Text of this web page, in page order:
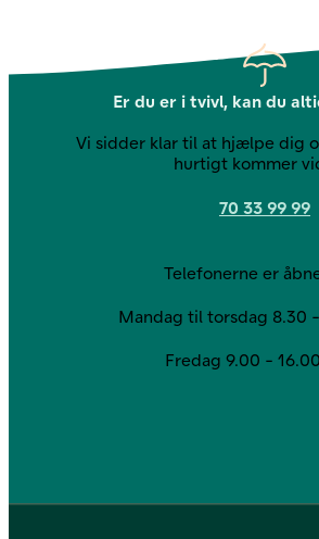
Er du er i tvivl, kan du
Vi sidder klar til at hjælpe dig
hurtigt kommer
70 33 99 99
Telefonerne er
Mandag til torsdag 8.30
Fredag 9.00 - 16.00